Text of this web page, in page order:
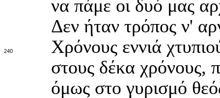
να πάμε οι δυό μας
Δεν ήταν τρόπος ν'
240
Χρόνους εννιά
στους δέκα χρόνους,
όμως στο γυρισμό